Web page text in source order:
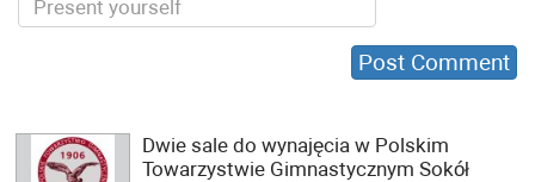
Dwie sale do wynajęcia w Polskim
Towarzystwie Gimnastycznym Sokół